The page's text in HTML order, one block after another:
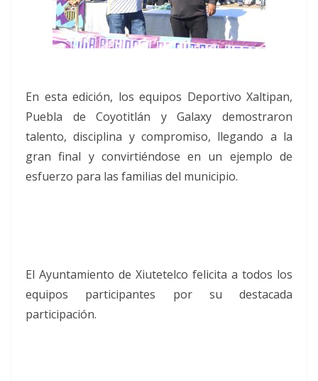
En esta edición, los equipos Deportivo Xaltipan,
Puebla de Coyotitlán y Galaxy demostraron
talento, disciplina y compromiso, llegando a la
gran final y convirtiéndose en un ejemplo de
esfuerzo para las familias del municipio.
El Ayuntamiento de Xiutetelco felicita a todos los
equipos participantes por su destacada
participación.